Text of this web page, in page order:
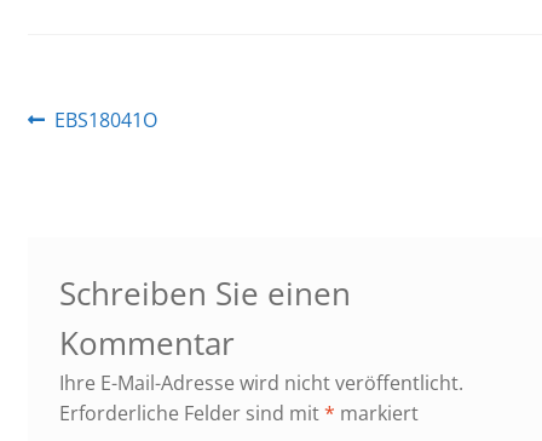
Beitragsnavigation
Vorheriger
EBS18041O
Schreiben Sie einen
Kommentar
Ihre E-Mail-Adresse wird nicht veröffentlicht.
Erforderliche Felder sind mit* markiert